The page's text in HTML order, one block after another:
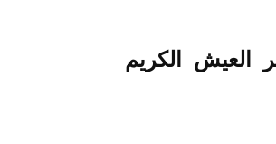
العيش الكريم